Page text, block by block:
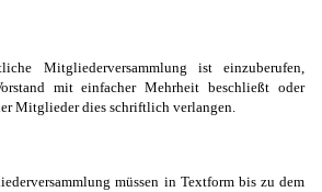
Mitgliederversammlung ist einzuberufen,
mit einfacher Mehrheit beschließt oder
Mitglieder dies schriftlich verlangen.
müssen in Textform bis zu dem